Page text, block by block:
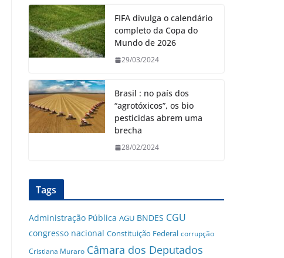
FIFA divulga o calendário
completo da Copa do
Mundo de 2026
29/03/2024
Brasil : no país dos
“agrotóxicos”, os bio
pesticidas abrem uma
brecha
28/02/2024
Tags
Administração Pública AGU BNDES CGU
congresso nacional Constituição Federal corrupção
Cristiana Muraro Câmara dos Deputados